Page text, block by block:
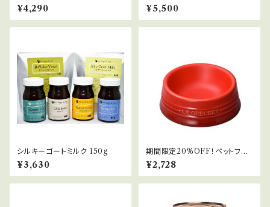
¥4,290 ¥5,500
シルキーゴートミルク 150g
¥3,630
期間限定20%OFF！ペットフー
ドボール(S)
¥2,728